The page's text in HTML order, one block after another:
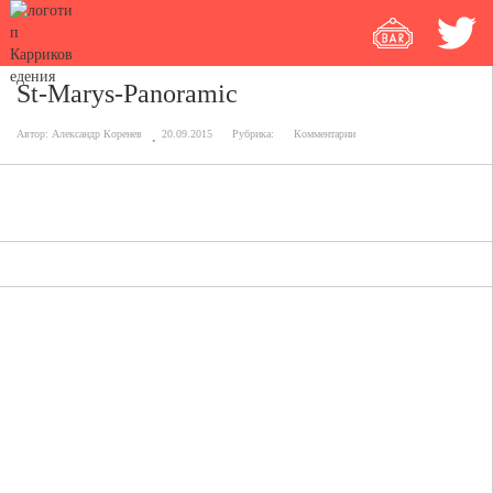
St-Marys-Panoramic
Автор: Александр Коренев 20.09.2015 Рубрика: Комментарии